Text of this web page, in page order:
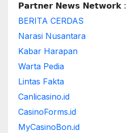
𝗣𝗮𝗿𝘁𝗻𝗲𝗿 𝗡𝗲𝘄𝘀 𝗡𝗲𝘁𝘄𝗼𝗿𝗸 :
BERITA CERDAS
Narasi Nusantara
Kabar Harapan
Warta Pedia
Lintas Fakta
Canlicasino.id
CasinoForms.id
MyCasinoBon.id